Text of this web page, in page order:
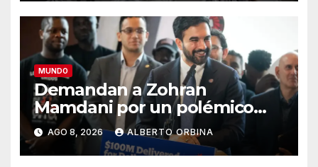
operación
MUNDO
Demandan a Zohran
Mamdani por un polémico
impuesto inmobiliario que
podría afectar a miles de
personas
AGO 8, 2026 ALBERTO ORBINA